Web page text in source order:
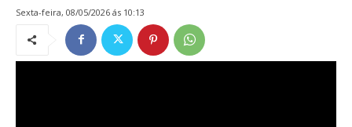
sexta-feira, 08/05/2026 ás 10:13